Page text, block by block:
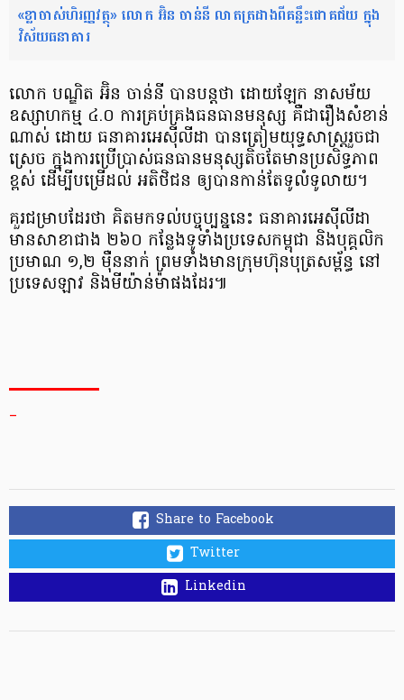
«ខ្លាចាស់ហិរញ្ញវត្ថុ» លោក អ៊ិន ចាន់នី លាតត្រដាងពីគន្លឹះជោគជ័យ ក្នុង
វិស័យធនាគារ
លោក បណ្ឌិត អ៊ិន ចាន់នី បានបន្តថា ដោយឡែក នាសម័យ​
ឧស្សាហកម្ម ៤.០ ការគ្រប់គ្រង​ធនធាន​មនុស្ស គឺជារឿង​សំខាន់
ណាស់ ដោយ ធនាគារអេស៊ីលីដា បាន​ត្រៀមយុទ្ធសាស្រ្ត​រួចជា
ស្រេច ក្នុងការប្រើប្រាស់​ធនធាន​មនុស្សតិច​ តែមានប្រសិទ្ធភាព​
ខ្ពស់ ដើម្បី​បម្រើដល់ អតិថិជន ឲ្យបាន​កាន់តែ​ទូលំទូលាយ។
គួរជម្រាបដែរថា គិតមកទល់​បច្ចុប្បន្ននេះ ធនាគារ​អេស៊ីលីដា
មានសាខាជាង ២៦០ កន្លែង​ទូទាំង​ប្រទេសកម្ពុជា និងបុគ្គលិក​
ប្រមាណ ១,២ ម៉ឺននាក់ ព្រមទាំង​មានក្រុមហ៊ុន​បុត្រសម្ព័ន្ធ នៅ
ប្រទេស​ឡាវ និងមីយ៉ាន់ម៉ាផងដែរ៕
_
Share to Facebook
Twitter
Linkedin